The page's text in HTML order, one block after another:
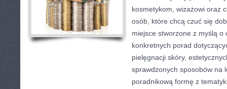
kosmetykom, wizażowi oraz
osób, które chcą czuć się
miejsce stworzone z myślą o
konkretnych porad
pielęgnacji skóry,
sprawdzonych sposobów na
poradnikową formę z